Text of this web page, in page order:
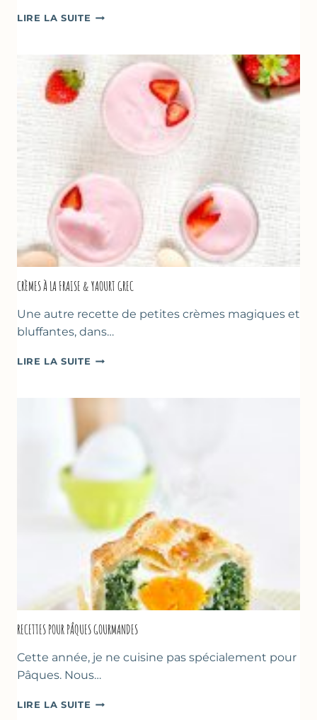
LIRE LA SUITE DESSERTS
POUR
FÊTE
DES
CRÈMES À LA FRAISE & YAOURT GREC
Une autre recette de petites crèmes magiques et
bluffantes, dans…
LIRE LA SUITE CRÈMES
FRAISE
YAOURT
GREC
RECETTES POUR PÂQUES GOURMANDES
Cette année, je ne cuisine pas spécialement pour
Pâques. Nous…
LIRE LA SUITE RECETTES